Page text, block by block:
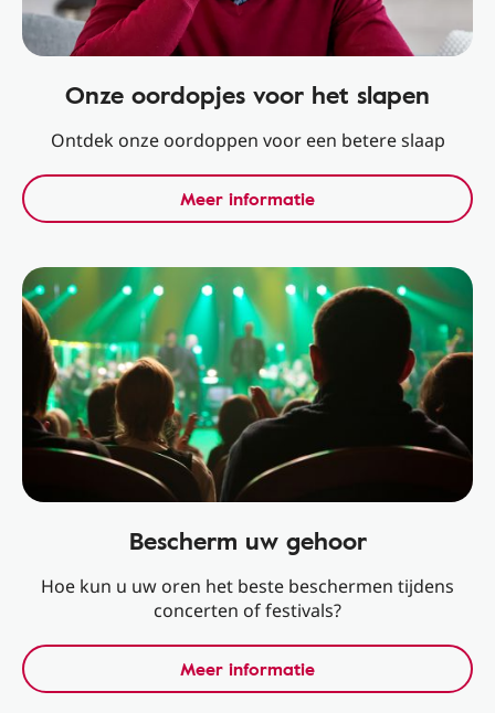
Onze oordopjes voor het slapen
Ontdek onze oordoppen voor een betere slaap
Meer informatie
Bescherm uw gehoor
Hoe kun u uw oren het beste beschermen tijdens
concerten of festivals?
Meer informatie